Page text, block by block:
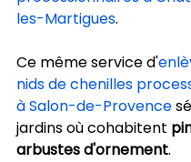
les-Martigues.
Ce même service d'
nids de chenilles
à Salon-de-Provence
jardins où cohabitent
arbustes d'ornement.